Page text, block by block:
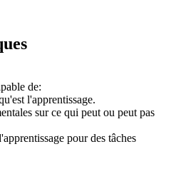
de:
l'apprentissage.
sur ce qui peut ou peut pas
pour des tâches